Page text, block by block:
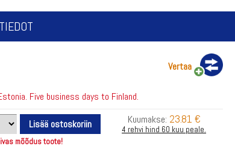
Vertaa
Five business days to Finland.
Kuumakse: 23.81 €
4 rehvi hind 60 kuu peale.
mõõdus toote!